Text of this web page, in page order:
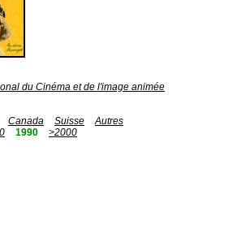
du Cinéma et de l'image animée
Canada Suisse
Autres
1990
>2000